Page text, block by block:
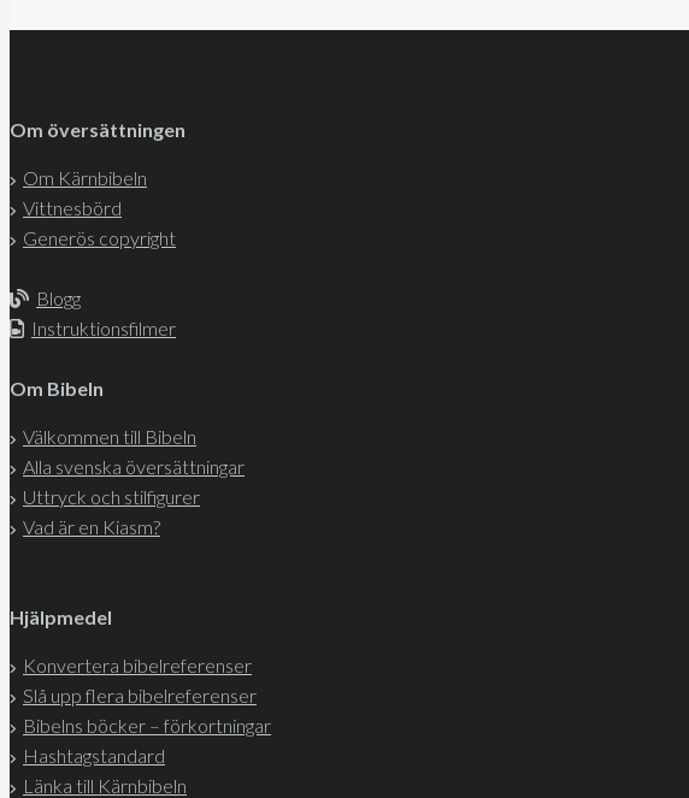
Om översättningen
Om Kärnbibeln
Vittnesbörd
Generös copyright
Blogg
Instruktionsfilmer
Om Bibeln
Välkommen till Bibeln
Alla svenska översättningar
Uttryck och stilfigurer
Vad är en Kiasm?
Hjälpmedel
Konvertera bibelreferenser
Slå upp flera bibelreferenser
Bibelns böcker – förkortningar
Hashtagstandard
Länka till Kärnbibeln